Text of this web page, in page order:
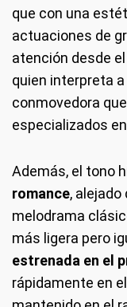
que con una
actuaciones de
atención desde
quien interpreta
conmovedora
especializados
Además, el tono
romance,
melodrama
más ligera pero
estrenada en el
rápidamente en